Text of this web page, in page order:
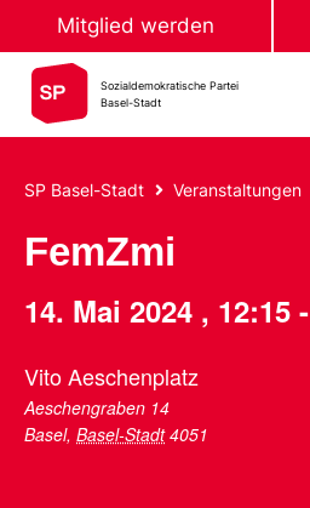
Mitglied werden
Sozialdemokratische Partei
Basel-Stadt
SP Basel-Stadt Veranstaltungen
FemZmi
14. Mai 2024 , 12:15 -
Vito Aeschenplatz
Aeschengraben 14
Basel, Basel-Stadt 4051